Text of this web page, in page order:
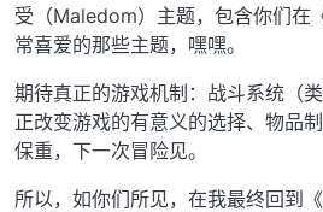
受（Maledom）主题，包含你们在
常喜爱的那些主题，嘿嘿。
期待真正的游戏机制：战斗系统（
正改变游戏的有意义的选择、物品
保重，下一次冒险见。
所以，如你们所见，在我最终回到